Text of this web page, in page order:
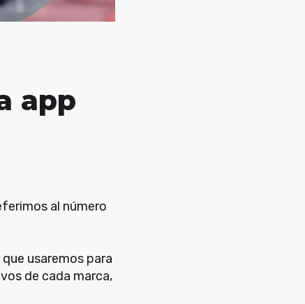
app
al número
que usaremos para
de cada marca,